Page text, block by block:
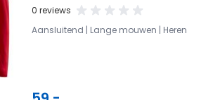
0 reviews
Aansluitend | Lange mouwen | Heren